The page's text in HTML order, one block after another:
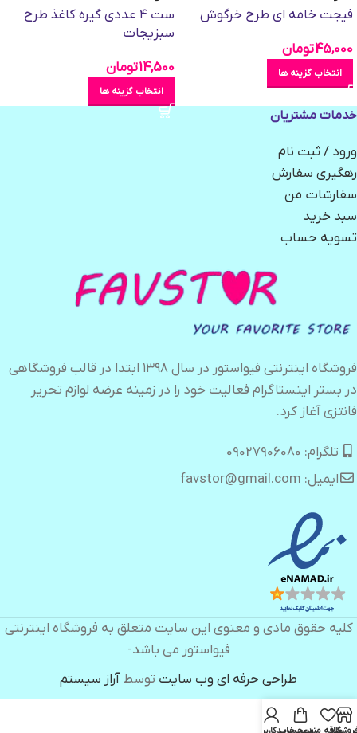
فیجت خامه ای طرح خرگوش
45,000تومان
انتخاب گزینه ها
ست ۴ عددی گیره کاغذ طرح
سبزیجات
14,500تومان
انتخاب گزینه ها
خدمات مشتریان
ورود / ثبت نام
رهگیری سفارش
سفارشات من
سبد خرید
تسویه حساب
فروشگاه اینترنتی فیواستور در سال ۱۳۹۸ ابتدا در قالب فروشگاهی
در بستر اینستاگرام فعالیت خود را در زمینه عرضه لوازم تحریر
فانتزی آغاز کرد.
تلگرام: 09027906080
ایمیل: favstor@gmail.com
کلیه حقوق مادی و معنوی این سایت متعلق به فروشگاه اینترنتی
فیواستور می باشد-
طراحی حرفه ای وب سایت توسطآراز سیستم
علاقه مندیسبد خرید
حساب کاربری من